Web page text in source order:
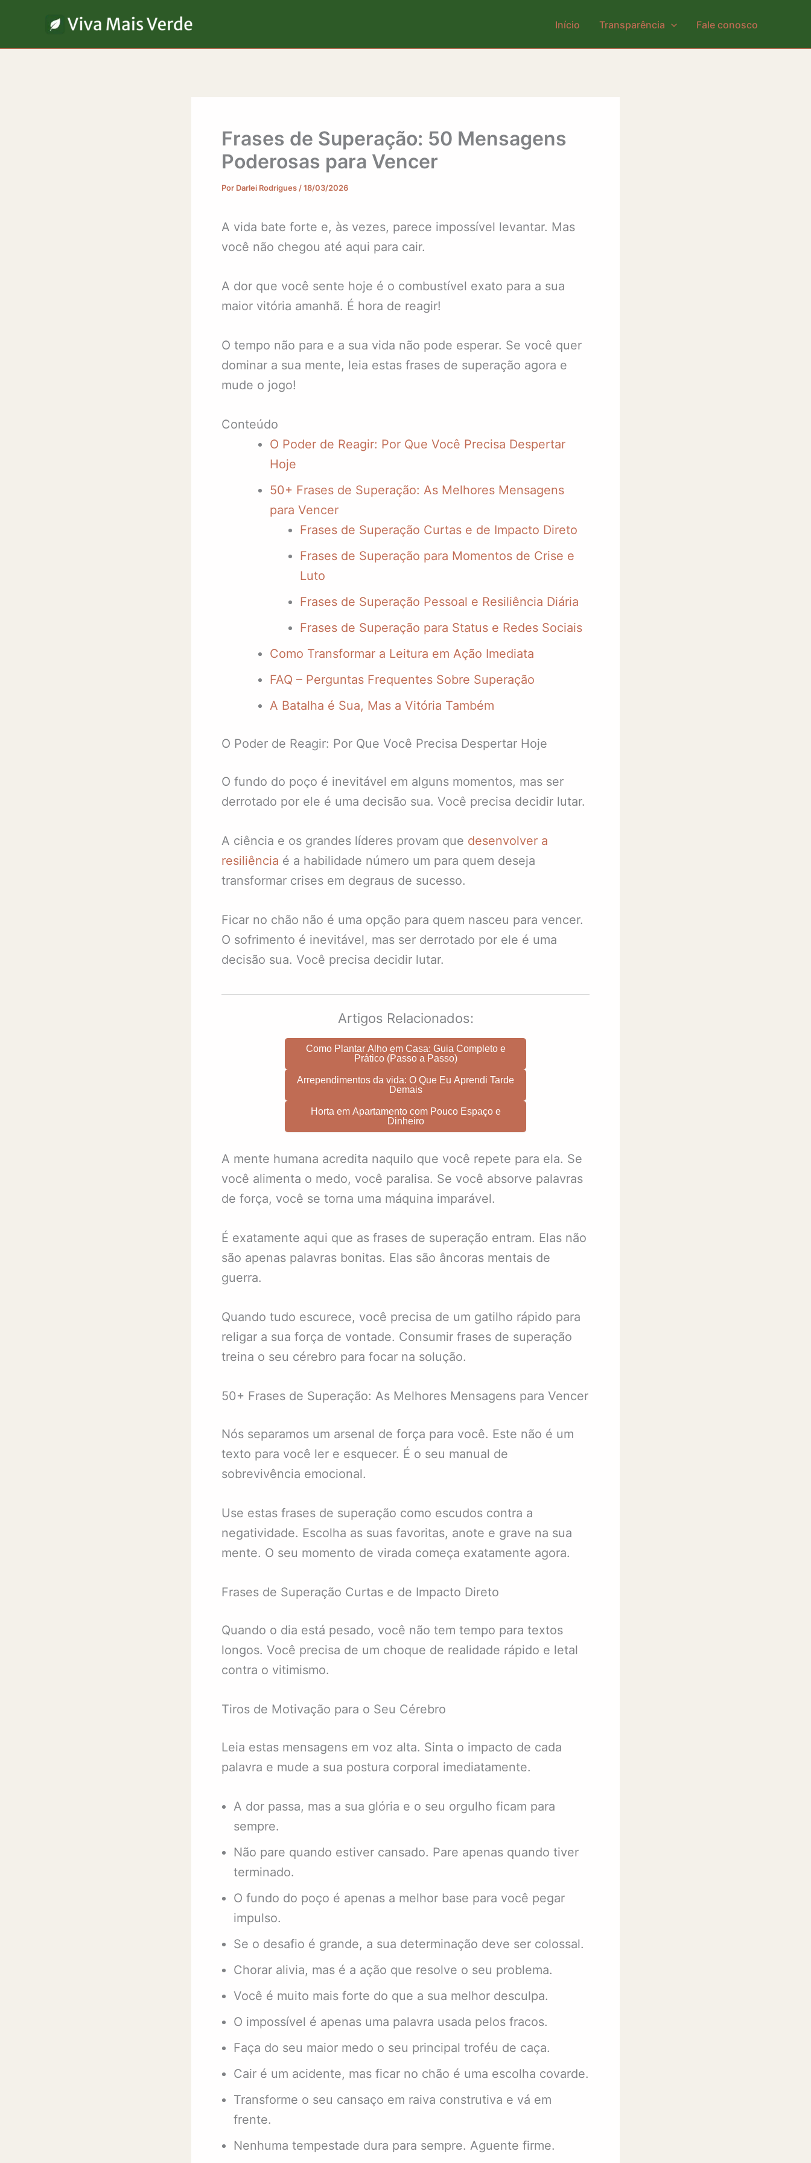
o
Início Transparência Fale conosco
Frases de Superação: 50 Mensagens
Poderosas para Vencer
Por Darlei Rodrigues /18/03/2026
A vida bate forte e, às vezes, parece impossível levantar. Mas
você não chegou até aqui para cair.
A dor que você sente hoje é o combustível exato para a sua
maior vitória amanhã. É hora de reagir!
O tempo não para e a sua vida não pode esperar. Se você quer
dominar a sua mente, leia estas frases de superação agora e
mude o jogo!
Conteúdo
O Poder de Reagir: Por Que Você Precisa Despertar
Hoje
50+ Frases de Superação: As Melhores Mensagens
para Vencer
Frases de Superação Curtas e de Impacto Direto
Frases de Superação para Momentos de Crise e
Luto
Frases de Superação Pessoal e Resiliência Diária
Frases de Superação para Status e Redes Sociais
Como Transformar a Leitura em Ação Imediata
FAQ – Perguntas Frequentes Sobre Superação
A Batalha é Sua, Mas a Vitória Também
O Poder de Reagir: Por Que Você Precisa Despertar Hoje
O fundo do poço é inevitável em alguns momentos, mas ser
derrotado por ele é uma decisão sua. Você precisa decidir lutar.
A ciência e os grandes líderes provam que desenvolver a
resiliência é a habilidade número um para quem deseja
transformar crises em degraus de sucesso.
Ficar no chão não é uma opção para quem nasceu para vencer.
O sofrimento é inevitável, mas ser derrotado por ele é uma
decisão sua. Você precisa decidir lutar.
Artigos Relacionados:
Como Plantar Alho em Casa: Guia Completo e
Prático (Passo a Passo)
Arrependimentos da vida: O Que Eu Aprendi Tarde
Demais
Horta em Apartamento com Pouco Espaço e
Dinheiro
A mente humana acredita naquilo que você repete para ela. Se
você alimenta o medo, você paralisa. Se você absorve palavras
de força, você se torna uma máquina imparável.
É exatamente aqui que as frases de superação entram. Elas não
são apenas palavras bonitas. Elas são âncoras mentais de
guerra.
Quando tudo escurece, você precisa de um gatilho rápido para
religar a sua força de vontade. Consumir frases de superação
treina o seu cérebro para focar na solução.
50+ Frases de Superação: As Melhores Mensagens para Vencer
Nós separamos um arsenal de força para você. Este não é um
texto para você ler e esquecer. É o seu manual de
sobrevivência emocional.
Use estas frases de superação como escudos contra a
negatividade. Escolha as suas favoritas, anote e grave na sua
mente. O seu momento de virada começa exatamente agora.
Frases de Superação Curtas e de Impacto Direto
Quando o dia está pesado, você não tem tempo para textos
longos. Você precisa de um choque de realidade rápido e letal
contra o vitimismo.
Tiros de Motivação para o Seu Cérebro
Leia estas mensagens em voz alta. Sinta o impacto de cada
palavra e mude a sua postura corporal imediatamente.
A dor passa, mas a sua glória e o seu orgulho ficam para
sempre.
Não pare quando estiver cansado. Pare apenas quando tiver
terminado.
O fundo do poço é apenas a melhor base para você pegar
impulso.
Se o desafio é grande, a sua determinação deve ser colossal.
Chorar alivia, mas é a ação que resolve o seu problema.
Você é muito mais forte do que a sua melhor desculpa.
O impossível é apenas uma palavra usada pelos fracos.
Faça do seu maior medo o seu principal troféu de caça.
Cair é um acidente, mas ficar no chão é uma escolha covarde.
Transforme o seu cansaço em raiva construtiva e vá em
frente.
Nenhuma tempestade dura para sempre. Aguente firme.